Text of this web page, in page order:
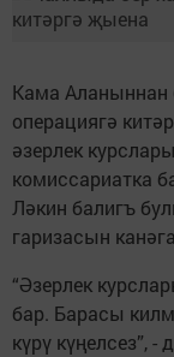
Кама Аланыннан
операциягә
әзерлек
комиссариатка
Ләкин балигъ
гаризасын
“Әзерлек
бар. Барасы
күрү күңелсез”, -